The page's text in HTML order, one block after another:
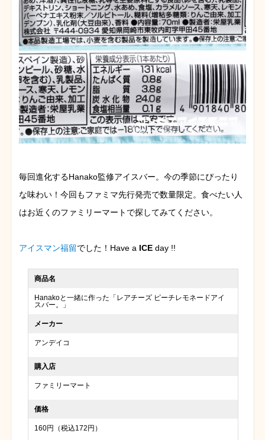
毎回進化するHanako監修アイスバー。今の季節にぴったり
な味わい！今回もファミマ先行発売で数量限定。食べたい人
はお近くのファミリーマートで探してみてください。
アイスマン福留でした！Have a ICE day !!
商品名
Hanakoと一緒に作った「レアチーズ ピーチレモネードアイ
スバー。」
メーカー
アンデイコ
購入店
ファミリーマート
価格
160円（税込172円）